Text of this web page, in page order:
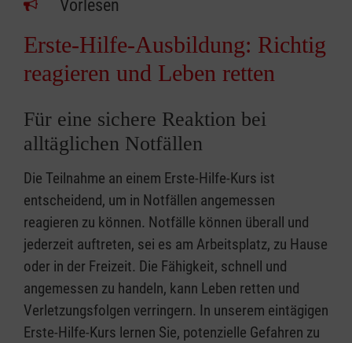
Vorlesen
Erste-Hilfe-Ausbildung: Richtig
reagieren und Leben retten
Für eine sichere Reaktion bei
alltäglichen Notfällen
Die Teilnahme an einem Erste-Hilfe-Kurs ist
entscheidend, um in Notfällen angemessen
reagieren zu können. Notfälle können überall und
jederzeit auftreten, sei es am Arbeitsplatz, zu Hause
oder in der Freizeit. Die Fähigkeit, schnell und
angemessen zu handeln, kann Leben retten und
Verletzungsfolgen verringern. In unserem eintägigen
Erste-Hilfe-Kurs lernen Sie, potenzielle Gefahren zu